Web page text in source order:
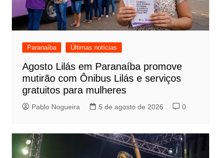
Paranaíba Últimas notícias
Agosto Lilás em Paranaíba promove
mutirão com Ônibus Lilás e serviços
gratuitos para mulheres
Pablo Nogueira 5 de agosto de 2026 0